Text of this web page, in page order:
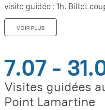
visite guidée : 1h. Billet
VOIR PLUS
7.07 -
Visites guidées
Point Lamartine